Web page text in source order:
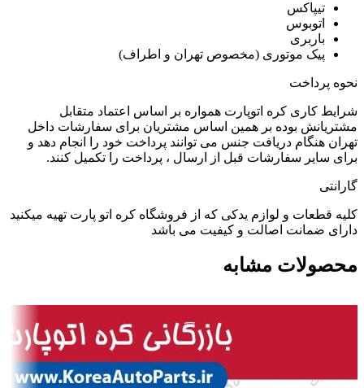
تیپاکس
اتوبوس
باربری
پیک موتوری (مخصوص تهران و اطراف)
نحوه پرداخت
شرایط کاری کره اتوپارت همواره بر اساس اعتماد متقابل
مشتریانش بوده بر همین اساس مشتریان برای سفارشات داخل
تهران هنگام دریافت جنس می توانند پرداخت خود را انجام دهد و
برای سایر سفارشات قبل از ارسال ، پرداخت را تکمیل کنند.
گارانتی
کلیه قطعات و لوازم یدکی که از فروشگاه کره اتو پارت تهیه میکنید
دارای ضمانت اصالت و کیفیت می باشد
محصولات مشابه